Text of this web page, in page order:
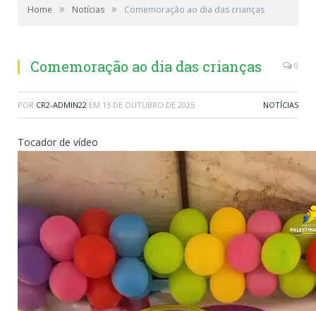
Home » Notícias » Comemoração ao dia das crianças
Comemoração ao dia das crianças 0
POR CR2-ADMIN22 EM 13 DE OUTUBRO DE 2025 NOTÍCIAS
Tocador de vídeo